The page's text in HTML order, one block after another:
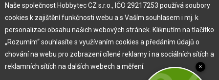
O nás
Pro zákazníka
Obchodní podmínky
Naše společnost Hobbytec CZ s.r.o., IČO 29217253 používá soubory
cookies k zajištění funkčnosti webu a s Vaším souhlasem i mj. k
personalizaci obsahu našich webových stránek. Kliknutím na tlačítko
„Rozumím“ souhlasíte s využívaním cookies a předáním údajů o
chování na webu pro zobrazení cílené reklamy i na sociálních sítích a
reklamních sítích na dalších webech a měření.
×